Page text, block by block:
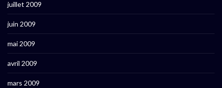
juillet 2009
juin 2009
mai 2009
avril 2009
mars 2009